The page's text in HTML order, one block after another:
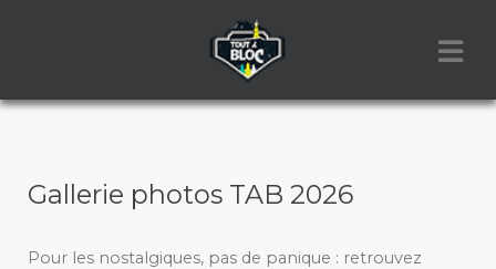
Gallerie photos TAB 2026
Pour les nostalgiques, pas de panique : retrouvez